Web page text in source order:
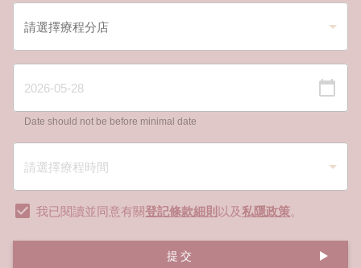
Date should not be before minimal date
我已閱讀並同意有關登記條款細則 以及私隱政策。
提交